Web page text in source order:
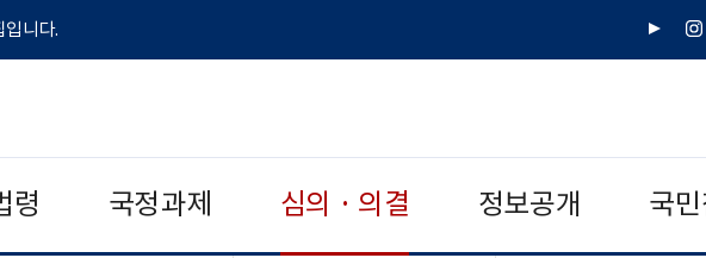
입니다.
유
인
령 국정과제 심의 · 의결 정보공개 국